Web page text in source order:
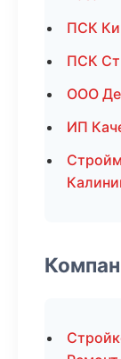
ПСК
ПСК
ООО
ИП